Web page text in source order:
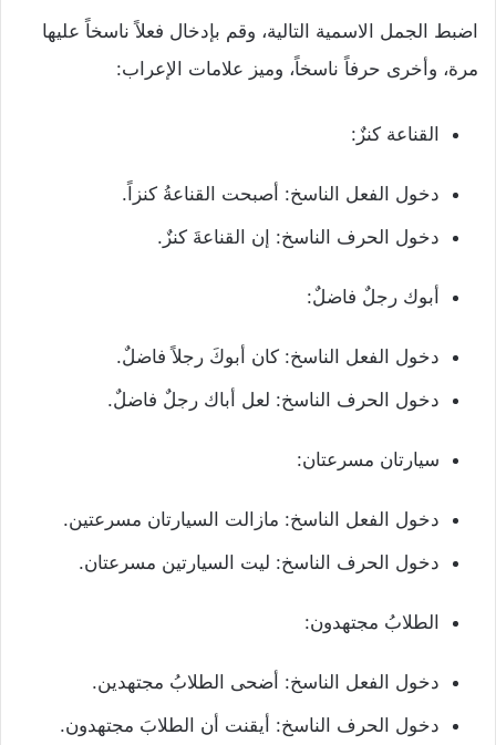
اضبط الجمل الاسمية التالية، وقم بإدخال فعلاً ناسخاً عليها
مرة، وأخرى حرفاً ناسخاً، وميز علامات الإعراب:
القناعة كنزٌ:
دخول الفعل الناسخ: أصبحت القناعةُ كنزاً.
دخول الحرف الناسخ: إن القناعةَ كنزٌ.
أبوك رجلٌ فاضلٌ:
دخول الفعل الناسخ: كان أبوكَ رجلاً فاضلٌ.
دخول الحرف الناسخ: لعل أباك رجلٌ فاضلٌ.
سيارتان مسرعتان:
دخول الفعل الناسخ: مازالت السيارتان مسرعتين.
دخول الحرف الناسخ: ليت السيارتين مسرعتان.
الطلابُ مجتهدون:
دخول الفعل الناسخ: أضحى الطلابُ مجتهدين.
دخول الحرف الناسخ: أيقنت أن الطلابَ مجتهدون.